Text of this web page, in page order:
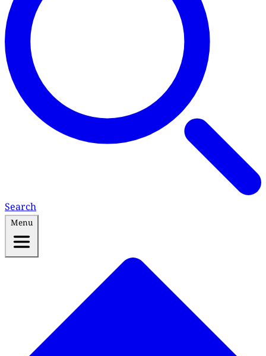
Search
Menu